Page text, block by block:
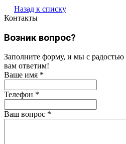
Назад к списку
Контакты
Возник вопрос?
Заполните форму, и мы с радостью
вам ответим!
Ваше имя *
Телефон *
Ваш вопрос *